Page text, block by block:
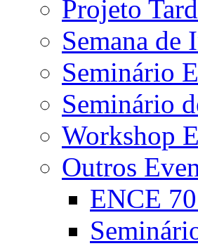
Projeto
Semana
Seminário
Seminário
Workshop
Outros
ENCE